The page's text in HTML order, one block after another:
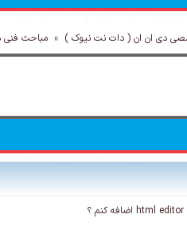
دی ان ان ( دات نت نیوک ) » مباحث فنی